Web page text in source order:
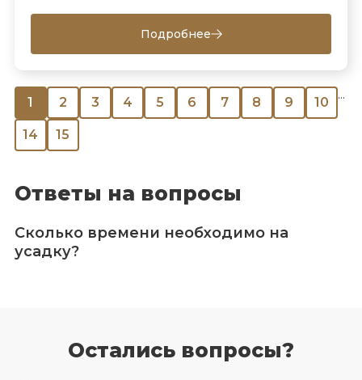
Подробнее
1 2 3 4 5 6 7 8 9 10
...
14 15
Ответы на вопросы
Сколько времени необходимо на
усадку?
Остались вопросы?